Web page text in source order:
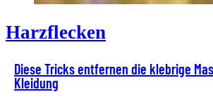
Harzflecken
Diese Tricks entfernen die klebrige
Kleidung